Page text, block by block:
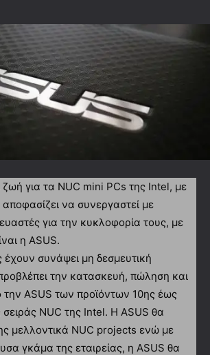
ζωή για τα NUC mini PCs της Intel, με
αποφασίζει να συνεργαστεί με
για την κυκλοφορία τους, με
η ASUS.
έχουν συνάψει μη δεσμευτική
την κατασκευή, πώληση και
την ASUS των προϊόντων 10ης έως
σειράς NUC της Intel. Η ASUS θα
μελλοντικά NUC projects ενώ με
γκάμα της εταιρείας, η ASUS θα